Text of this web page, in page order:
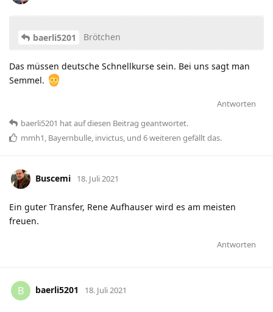
baerli5201 Brötchen
Das müssen deutsche Schnellkurse sein. Bei uns sagt man
Semmel.
Antworten
baerli5201 hatauf diesen Beitrag geantwortet.
mmh1, Bayernbulle, invictus, und 6weiteren gefällt das.
Buscemi 18. Juli 2021
Ein guter Transfer, Rene Aufhauser wird es am meisten
freuen.
Antworten
B baerli5201 18. Juli 2021